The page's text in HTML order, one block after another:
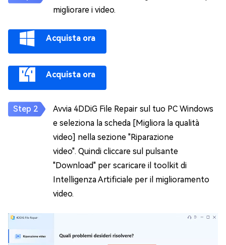
migliorare i video.
Acquista ora
Acquista ora
Avvia 4DDiG File Repair sul tuo PC Windows
e seleziona la scheda [Migliora la qualità
video] nella sezione "Riparazione
video". Quindi cliccare sul pulsante
"Download" per scaricare il toolkit di
Intelligenza Artificiale per il miglioramento
video.